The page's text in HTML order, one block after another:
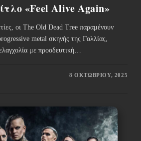
«Feel Alive Again»
οι The Old Dead Tree παραμένουν
metal σκηνής της Γαλλίας,
με προοδευτική…
8 ΟΚΤΩΒΡΊΟΥ, 2025